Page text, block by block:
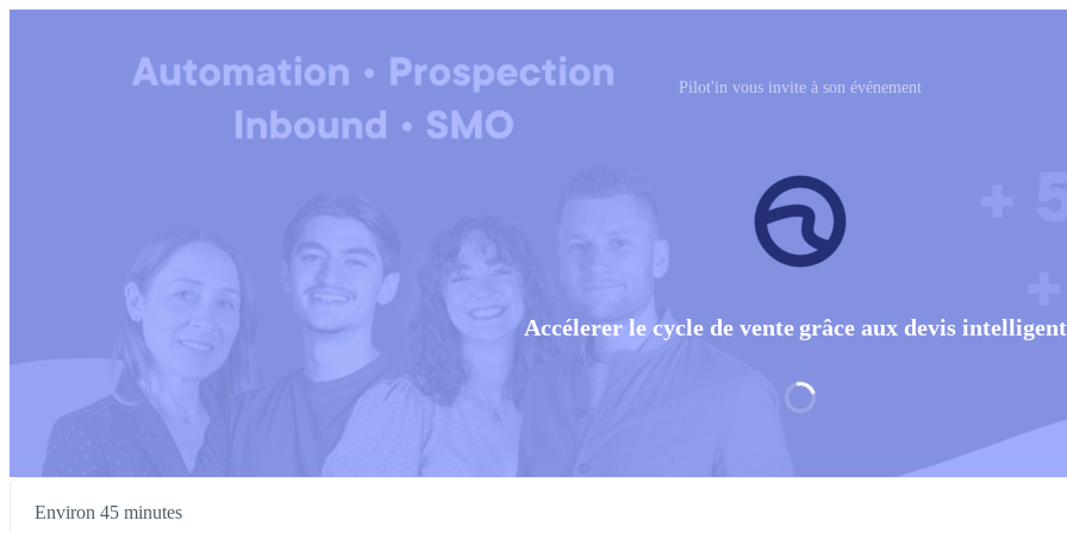
Pilot'in vous invite à son événement
Accélerer le cycle de vente grâce aux devis
Environ 45 minutes